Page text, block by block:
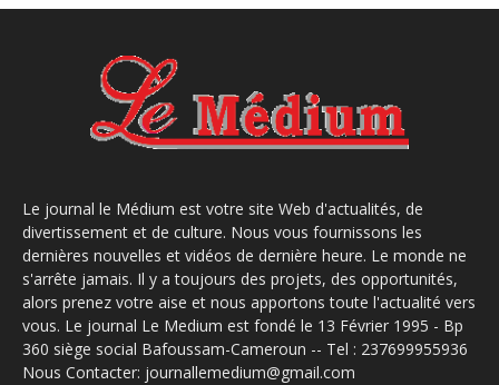
Le journal le Médium est votre site Web d'actualités, de
divertissement et de culture. Nous vous fournissons les
dernières nouvelles et vidéos de dernière heure. Le monde ne
s'arrête jamais. Il y a toujours des projets, des opportunités,
alors prenez votre aise et nous apportons toute l'actualité vers
vous. Le journal Le Medium est fondé le 13 Février 1995 - Bp
360 siège social Bafoussam-Cameroun -- Tel : 237699955936
Nous Contacter: journallemedium@gmail.com